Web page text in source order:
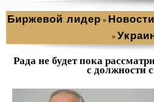
Биржевой лидер »
»
Рада не будет пока
с должности